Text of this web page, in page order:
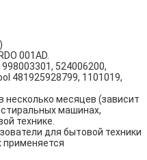
001AD.
524006200,
481925928799, 1101019,
несколько месяцев (зависит
машинах,
технике.
для бытовой техники